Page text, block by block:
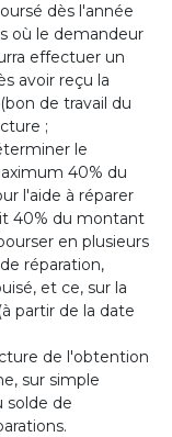
dès l'année
où le demandeur
effectuer un
avoir reçu la
de travail du
;
le
40% du
l'aide à réparer
40% du montant
en plusieurs
réparation,
et ce, sur la
partir de la date
de l'obtention
sur simple
solde de